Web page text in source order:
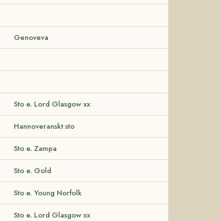
Genoveva
Sto e. Lord Glasgow xx
Hannoveranskt sto
Sto e. Zampa
Sto e. Gold
Sto e. Young Norfolk
Sto e. Lord Glasgow xx